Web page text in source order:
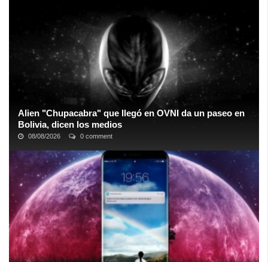
capa de hielo más grande ...
Alien "Chupacabra" que llegó en OVNI da un paseo en
Bolivia, dicen los medios
08/08/2026 0 comment
Según los informes, el presunto extraterrestre solo dejó círculos
en la hierba en el lugar del que supuestamente partió hacia un
destino desconocido ...